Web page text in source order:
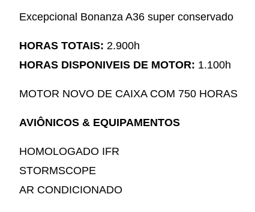
Excepcional Bonanza A36 super conservado
HORAS TOTAIS: 2.900h
HORAS DISPONIVEIS DE MOTOR: 1.100h
MOTOR NOVO DE CAIXA COM 750 HORAS
AVIÔNICOS & EQUIPAMENTOS
HOMOLOGADO IFR
STORMSCOPE
AR CONDICIONADO